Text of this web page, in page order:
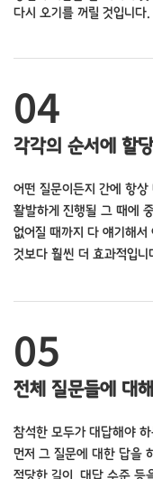
다시 오기를 꺼릴 것입니다.
04
각각의 순서에 할
어떤 질문이든지 간에 항상
활발하게 진행될 그 때에
없어질 때까지 다 얘기해
것보다 훨씬 더 효과적입니
05
전체 질문들에 대
참석한 모두가 대답해야
먼저 그 질문에 대한 답을
적당한 길이, 대답 수준 등